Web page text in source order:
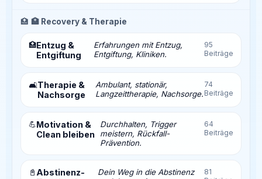
🏥 🏥 Recovery & Therapie
🏥Entzug &
Entgiftung
Erfahrungen mit Entzug,
Entgiftung, Kliniken.
95
Beiträge
🛋️Therapie &
Nachsorge
Ambulant, stationär,
Langzeittherapie, Nachsorge.
74
Beiträge
💪Motivation &
Clean bleiben
Durchhalten, Trigger
meistern, Rückfall-
Prävention.
64
Beiträge
📓 Abstinenz-
Dein Weg in die Abstinenz
81